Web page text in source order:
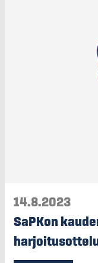
14.8.2023
SaPKon